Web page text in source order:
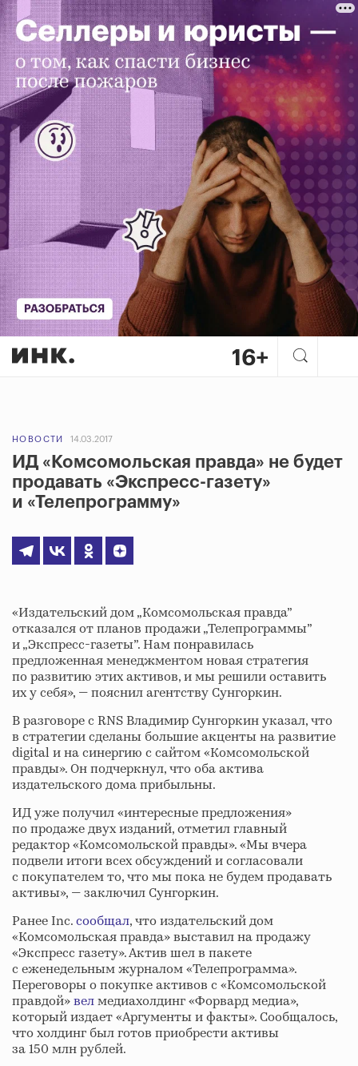
НОВОСТИ 14.03.2017
ИД «Комсомольская правда» не будет
продавать «Экспресс-газету»
и «Телепрограмму»
«Издательский дом „Комсомольская правда”
отказался от планов продажи „Телепрограммы”
и „Экспресс-газеты”. Нам понравилась
предложенная менеджментом новая стратегия
по развитию этих активов, и мы решили оставить
их у себя», — пояснил агентству Сунгоркин.
В разговоре с RNS Владимир Сунгоркин указал, что
в стратегии сделаны большие акценты на развитие
digital и на синергию с сайтом «Комсомольской
правды». Он подчеркнул, что оба актива
издательского дома прибыльны.
ИД уже получил «интересные предложения»
по продаже двух изданий, отметил главный
редактор «Комсомольской правды». «Мы вчера
подвели итоги всех обсуждений и согласовали
с покупателем то, что мы пока не будем продавать
активы», — заключил Сунгоркин.
Ранее Inc.сообщал, что издательский дом
«Комсомольская правда» выставил на продажу
«Экспресс газету». Актив шел в пакете
с еженедельным журналом «Телепрограмма».
Переговоры о покупке активов с «Комсомольской
правдой»велмедиахолдинг «Форвард медиа»,
который издает «Аргументы и факты». Сообщалось,
что холдинг был готов приобрести активы
за 150 млн рублей.